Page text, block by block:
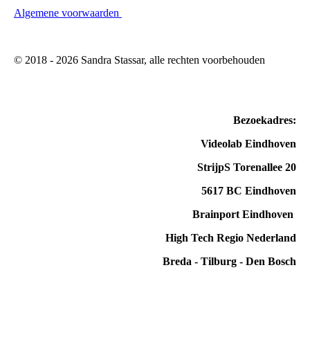
Algemene voorwaarden
© 2018 - 2026 Sandra Stassar, alle rechten voorbehouden
Bezoekadres:
Videolab Eindhoven
StrijpS Torenallee 20
5617 BC Eindhoven
Brainport Eindhoven
High Tech Regio Nederland
Breda - Tilburg - Den Bosch